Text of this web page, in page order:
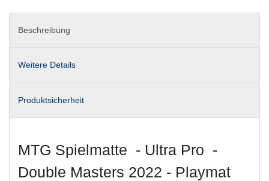
Beschreibung
Weitere Details
Produktsicherheit
MTG Spielmatte - Ultra Pro -
Double Masters 2022 - Playmat